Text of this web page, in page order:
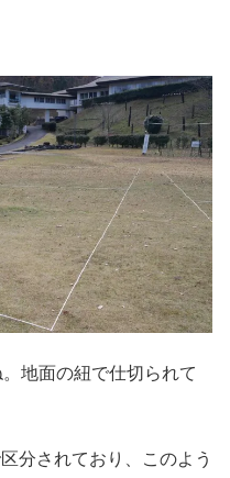
地面の紐で仕切られて
分されており、このよう